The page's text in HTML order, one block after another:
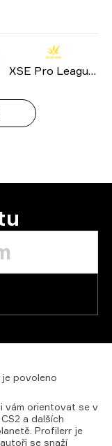
XSE Pro League: Season 4 2025
je povoleno
vám orientovat se v
a dalších
Profilerr je
se snaží